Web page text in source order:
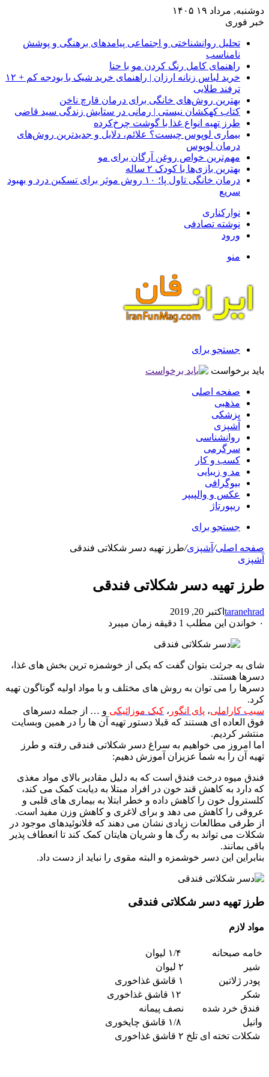
دوشنبه, مرداد ۱۹ ۱۴۰۵
خبر فوری
تحلیل روانشناختی و اجتماعی پیامدهای برهنگی و پوشش
نامناسب
راهنمای کامل رنگ کردن مو با حنا
خرید لباس زنانه ارزان | راهنمای خرید شیک با بودجه کم + ۱۲
ترفند طلایی
بهترین روش‌های خانگی برای درمان قارچ ناخن
کتاب کهکشان نیستی | رمانی در ستایش زندگی سید قاضی
طرز تهیه انواع غذا با گوشت چرخ‌کرده
بیماری لوپوس چیست؟ علائم، دلایل و جدیدترین روش‌های
درمان لوپوس
مهم‌ترین خواص روغن آرگان برای مو
بهترین بازی‌ها با کودک ۲ ساله
درمان خانگی تاول پا؛ ۱۰ روش موثر برای تسکین درد و بهبود
سریع
نوارکناری
نوشته تصادفی
ورود
منو
جستجو برای
باید برخواست
صفحه اصلی
مذهبی
پزشکی
آشپزی
روانشناسی
سرگرمی
کسب و کار
مد و زیبایی
بیوگرافی
عکس و والپیپر
ریپورتاژ
جستجو برای
صفحه اصلی/ آشپزی/طرز تهیه دسر شکلاتی فندقی
آشپزی
طرز تهیه دسر شکلاتی فندقی
taranehrad اکتبر 20, 2019
۰ خواندن این مطلب 1 دقیقه زمان میبرد
شای به جرئت بتوان گفت که یکی از خوشمزه ترین بخش های غذا،
دسرها هستند.
دسرها را می توان به روش های مختلف و با مواد اولیه گوناگون تهیه
کرد.
سیب کاراملی، پای انگور ، کیک موزائیکی و … از جمله دسرهای
فوق العاده ای هستند که قبلا دستور تهیه آن ها را در همین وبسایت
منتشر کردیم.
اما امروز می خواهیم به سراغ دسر شکلاتی فندقی رفته و طرز
تهیه آن را به شما عزیزان آموزش دهیم:
فندق میوه درخت فندق است که به دلیل مقادیر بالای مواد مغذی
که دارد به کاهش قند خون در افراد مبتلا به دیابت کمک می کند،
کلسترول خون را کاهش داده و خطر ابتلا به بیماری های قلبی و
عروقی را کاهش می دهد و برای لاغری و کاهش وزن مفید است.
از طرفی مطالعات زیادی نشان می دهند که فلانوئیدهای موجود در
شکلات می تواند به رگ ها و شریان هایتان کمک کند تا انعطاف پذیر
باقی بمانند.
بنابراین این دسر خوشمزه و البته مقوی را نباید از دست داد.
طرز تهیه دسر شکلاتی فندقی
مواد لازم
خامه صبحانه
شیر
۲ لیوان
پودر ژلاتین
۱ قاشق غذاخوری
شکر
فندق خرد شده
نصف پیمانه
وانیل
شکلات تخته ای تلخ ۲ قاشق غذاخوری